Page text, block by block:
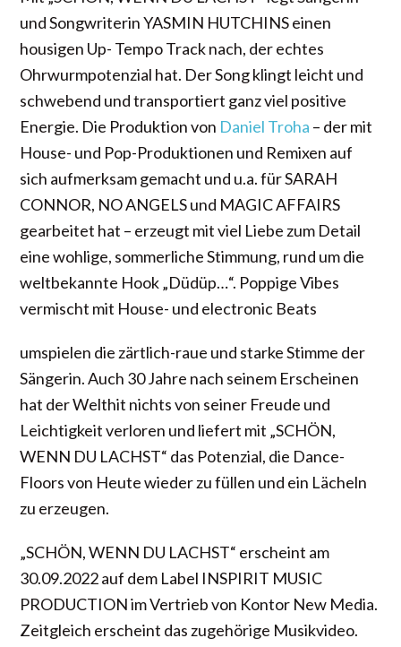
und Songwriterin YASMIN HUTCHINS einen
housigen Up- Tempo Track nach, der echtes
Ohrwurmpotenzial hat. Der Song klingt leicht und
schwebend und transportiert ganz viel positive
Energie. Die Produktion von Daniel Troha – der mit
House- und Pop-Produktionen und Remixen auf
sich aufmerksam gemacht und u.a. für SARAH
CONNOR, NO ANGELS und MAGIC AFFAIRS
gearbeitet hat – erzeugt mit viel Liebe zum Detail
eine wohlige, sommerliche Stimmung, rund um die
weltbekannte Hook „Düdüp…“. Poppige Vibes
vermischt mit House- und electronic Beats
umspielen die zärtlich-raue und starke Stimme der
Sängerin. Auch 30 Jahre nach seinem Erscheinen
hat der Welthit nichts von seiner Freude und
Leichtigkeit verloren und liefert mit „SCHÖN,
WENN DU LACHST“ das Potenzial, die Dance-
Floors von Heute wieder zu füllen und ein Lächeln
zu erzeugen.
„SCHÖN, WENN DU LACHST“ erscheint am
30.09.2022 auf dem Label INSPIRIT MUSIC
PRODUCTION im Vertrieb von Kontor New Media.
Zeitgleich erscheint das zugehörige Musikvideo.